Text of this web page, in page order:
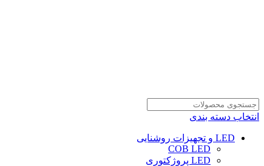
انتخاب دسته بندی
LED و تجهیزات روشنایی
COB LED
LED پروژکتوری